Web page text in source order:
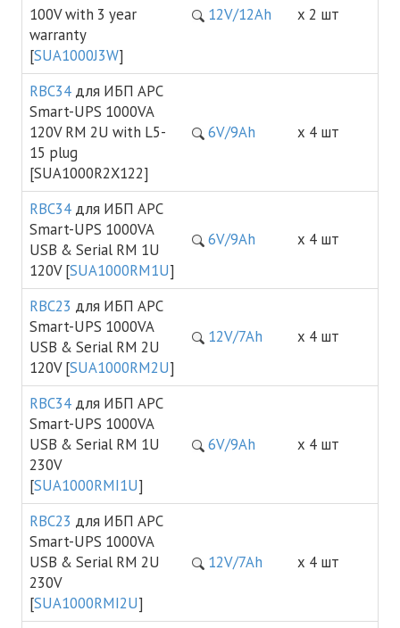
100V with 3 year
warranty
[SUA1000J3W]
12V/12Ah х 2 шт
RBC34для ИБП APC
Smart-UPS 1000VA
120V RM 2U with L5-
15 plug
[SUA1000R2X122]
6V/9Ah х 4 шт
RBC34для ИБП APC
Smart-UPS 1000VA
USB & Serial RM 1U
120V [SUA1000RM1U]
6V/9Ah х 4 шт
RBC23 для ИБП APC
Smart-UPS 1000VA
USB & Serial RM 2U
120V [SUA1000RM2U]
12V/7Ah х 4 шт
RBC34для ИБП APC
Smart-UPS 1000VA
USB & Serial RM 1U
230V
[SUA1000RMI1U]
6V/9Ah х 4 шт
RBC23 для ИБП APC
Smart-UPS 1000VA
USB & Serial RM 2U
230V
[SUA1000RMI2U]
12V/7Ah х 4 шт